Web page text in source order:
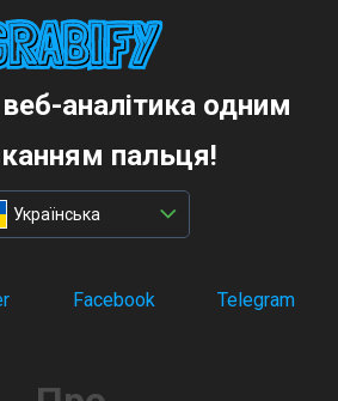
аналітика одним
пальця!
Українська
Facebook Telegram